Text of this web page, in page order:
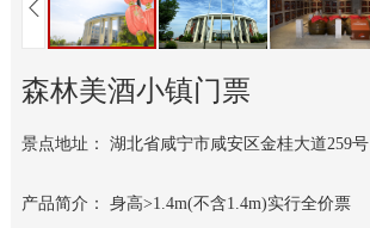
森林美酒小镇门票
景点地址： 湖北省咸宁市咸安区金桂大道259号
产品简介： 身高>1.4m(不含1.4m)实行全价票